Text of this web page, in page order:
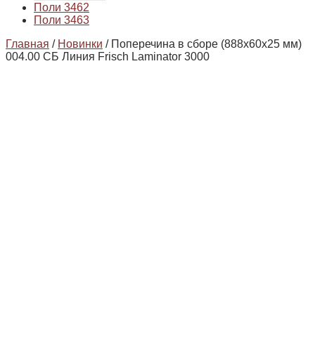
Поли 3462
Поли 3463
Главная / Новинки / Поперечина в сборе (888х60х25 мм)
004.00 СБ Линия Frisch Laminator 3000